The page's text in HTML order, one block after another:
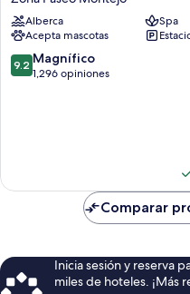
-
Merida
Zona
Paseo
Montejo
Alberca
Spa
Acepta mascotas
9.2
de
9.2 Magnífico
1,296 opiniones
Comparar
Inicia sesión y reserva
miles de hoteles. ¡Más